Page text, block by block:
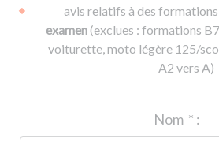
avis relatifs à des formations
examen(exclues : formations
voiturette, moto légère 125/
A2 vers A)
* :